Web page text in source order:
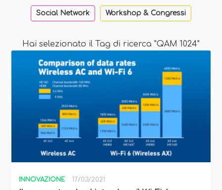
Social Network Workshop & Congressi
Hai selezionato il Tag di ricerca "QAM 1024"
INNOVAZIONE 17/03/2021